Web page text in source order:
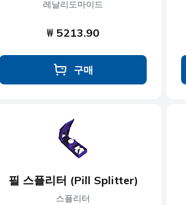
레날리도마이드
₩ 5213.90
구매
필 스플리터 (Pill Splitter)
스플리터